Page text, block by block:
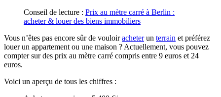
Conseil de lecture : Prix au mètre carré à Berlin :
acheter & louer des biens immobiliers
Vous n’êtes pas encore sûr de vouloiracheterun terrain et préférez
louer un appartement ou une maison ? Actuellement, vous pouvez
compter sur des prix au mètre carré compris entre 9 euros et 24
euros.
Voici un aperçu de tous les chiffres :